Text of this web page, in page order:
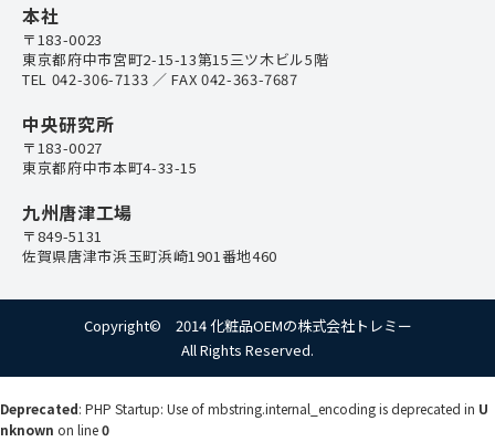
本社
〒183-0023
東京都府中市宮町2-15-13第15三ツ木ビル5階
TEL 042-306-7133 ／ FAX 042-363-7687
中央研究所
〒183-0027
東京都府中市本町4-33-15
九州唐津工場
〒849-5131
佐賀県唐津市浜玉町浜崎1901番地460
Copyright© 2014 化粧品OEMの株式会社トレミー
All Rights Reserved.
Deprecated: PHP Startup: Use of mbstring.internal_encoding is deprecated in U
nknown on line0